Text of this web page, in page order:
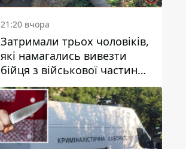
21:20 вчора
Затримали трьох чоловіків,
які намагались вивезти
бійця з військової частини
до Дніпра за 7 тисяч
доларів: серед них був лікар